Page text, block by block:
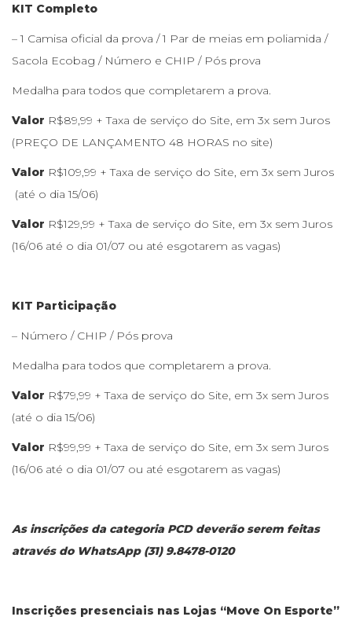
KIT Completo
– 1 Camisa oficial da prova / 1 Par de meias em poliamida /
Sacola Ecobag / Número e CHIP / Pós prova
Medalha para todos que completarem a prova.
Valor R$89,99 + Taxa de serviço do Site, em 3x sem Juros​
(PREÇO DE LANÇAMENTO 48 HORAS no site)
Valor R$109,99 + Taxa de serviço do Site, em 3x sem Juros​
(até o dia 15/06)
Valor R$129,99 + Taxa de serviço do Site, em 3x sem Juros​
(16/06 até o dia 01/07 ou até esgotarem as vagas)
​KIT Participação
– Número / CHIP / Pós prova
Medalha para todos que completarem a prova.
Valor R$79,99 + Taxa de serviço do Site, em 3x sem Juros
(até o dia 15/06)
Valor R$99,99 + Taxa de serviço do Site, em 3x sem Juros
(16/06 até o dia 01/07 ou até esgotarem as vagas)
​As inscrições da categoria PCD deverão serem feitas
através do WhatsApp (31) 9.8478-0120
Inscrições presenciais nas Lojas “Move On Esporte”